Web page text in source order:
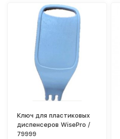
Ключ для пластиковых
диспенсеров WisePro /
79999